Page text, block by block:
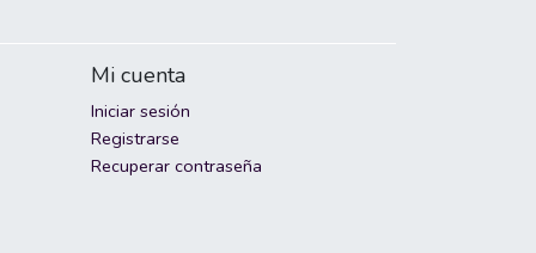
Mi cuenta
Iniciar sesión
Registrarse
Recuperar contraseña